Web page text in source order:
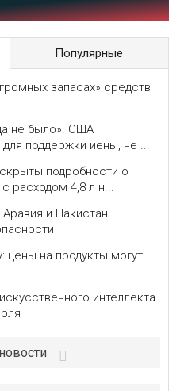
Популярные
запасах» средств
не было». США
поддержки иены, не ...
подробности о
расходом 4,8 л н...
и Пакистан
цены на продукты могут
интеллекта